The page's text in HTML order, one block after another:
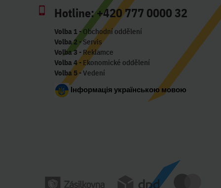
Hotline:+420 777 0000 32
Volba 1- Obchodní oddělení
Volba 2 - Servis
Volba 3 - Reklamce
Volba 4- Ekonomické oddělení
Volba 5- Vedení
Інформація українською мовою